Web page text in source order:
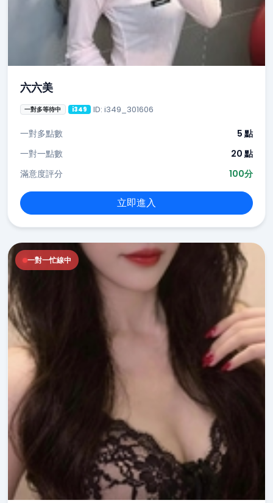
六六美
一對多等待中 i349 ID: i349_301606
一對多點數
5 點
一對一點數
20 點
滿意度評分
100分
立即進入
一對一忙線中